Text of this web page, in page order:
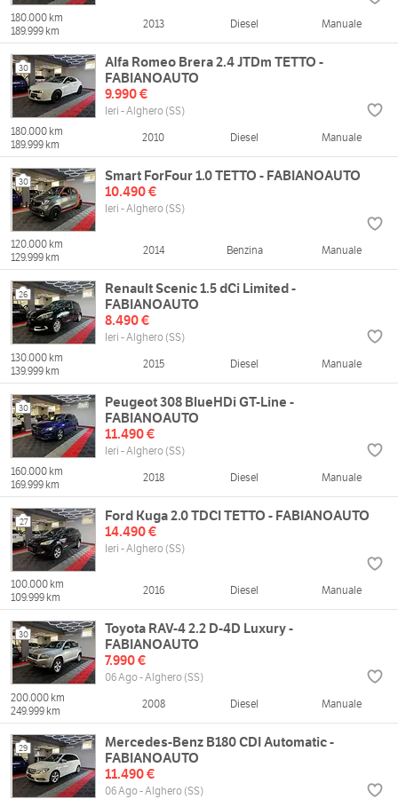
180.000 km
189.999 km
2013 Diesel Manuale
30
Alfa Romeo Brera 2.4 JTDm TETTO -
FABIANOAUTO
9.990 €
Ieri - Alghero (SS)
180.000 km
189.999 km
2010 Diesel Manuale
30
Smart ForFour 1.0 TETTO - FABIANOAUTO
10.490 €
Ieri - Alghero (SS)
120.000 km
129.999 km
2014 Benzina Manuale
26
Renault Scenic 1.5 dCi Limited -
FABIANOAUTO
8.490 €
Ieri - Alghero (SS)
130.000 km
139.999 km
2015 Diesel Manuale
30
Peugeot 308 BlueHDi GT-Line -
FABIANOAUTO
11.490 €
Ieri - Alghero (SS)
160.000 km
169.999 km
2018 Diesel Manuale
27
Ford Kuga 2.0 TDCI TETTO - FABIANOAUTO
14.490 €
Ieri - Alghero (SS)
100.000 km
109.999 km
2016 Diesel Manuale
30
Toyota RAV-4 2.2 D-4D Luxury -
FABIANOAUTO
7.990 €
06 Ago - Alghero (SS)
200.000 km
249.999 km
2008 Diesel Manuale
29
Mercedes-Benz B180 CDI Automatic -
FABIANOAUTO
11.490 €
06 Ago - Alghero (SS)